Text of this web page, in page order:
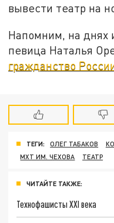
вывести театр на
Напомним, на днях
певица Наталья
гражданство
ТЕГИ: ОЛЕГ ТАБАКОВ
МХТ ИМ. ЧЕХОВА
ТЕАТР
ЧИТАЙТЕ ТАКЖЕ:
Технофашисты XXI века